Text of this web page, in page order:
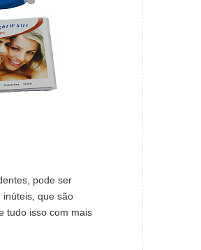
pode ser
inúteis, que são
tudo isso com mais